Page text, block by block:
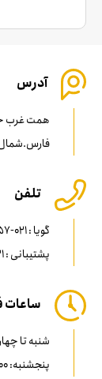
آدرس
همت غرب
فارس.شمال
تلفن
گویا : 021-24557
پشتیبانی : 021-22829990الی4
ساعات
شنبه تا چهارشنبه :
پنجشنبه: 17:00الی 1 بامداد - جمعه و ایام تعطیل : 14:00الی 1 بامداد